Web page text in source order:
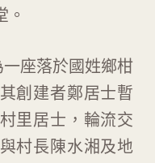
。
座落於國姓鄉柑
創建者鄭居士暫
里居士，輪流交
村長陳水湘及地